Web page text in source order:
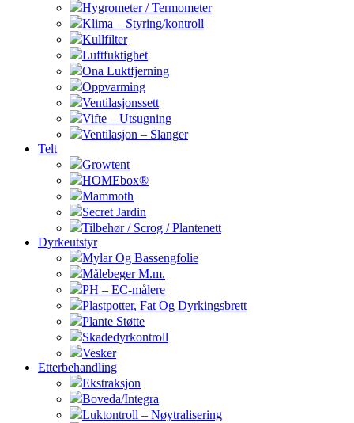
Hygrometer / Termometer
Klima – Styring/kontroll
Kullfilter
Luftfuktighet
Ona Luktfjerning
Oppvarming
Ventilasjonssett
Vifte – Utsugning
Ventilasjon – Slanger
Telt
Growtent
HOMEbox®
Mammoth
Secret Jardin
Tilbehør / Scrog / Plantenett
Dyrkeutstyr
Mylar Og Bassengfolie
Målebeger M.m.
PH – EC-målere
Plastpotter, Fat Og Dyrkingsbrett
Plante Støtte
Skadedyrkontroll
Vesker
Etterbehandling
Ekstraksjon
Boveda/Integra
Luktontroll – Nøytralisering